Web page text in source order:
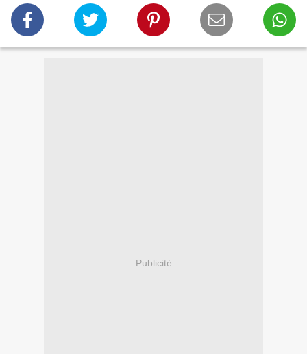
Publicité